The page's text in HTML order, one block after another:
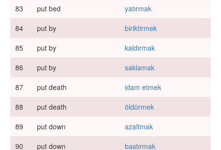
83
put bed
yatırmak
84
put by
biriktirmek
85
put by
kaldırmak
86
put by
saklamak
87
put death
idam etmek
88
put death
öldürmek
89
put down
azaltmak
90
put down
bastırmak